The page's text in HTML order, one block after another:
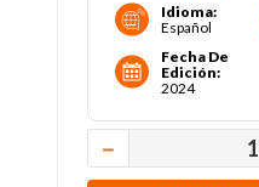
Idioma:
Español
Fecha De
Edición:
2024
－